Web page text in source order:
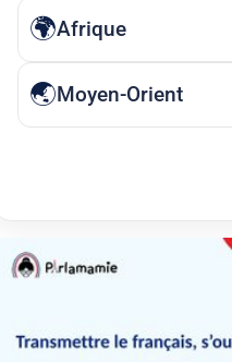
Afrique
Moyen-Orient